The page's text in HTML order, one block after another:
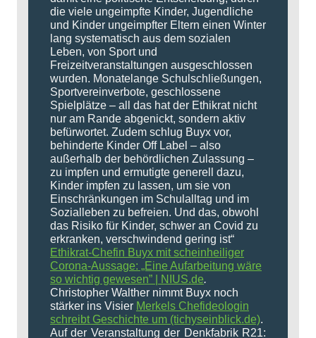
die viele ungeimpfte Kinder, Jugendliche
und Kinder ungeimpfter Eltern einen Winter
lang systematisch aus dem sozialen
Leben, von Sport und
Freizeitveranstaltungen ausgeschlossen
wurden. Monatelange Schulschließungen,
Sportvereinverbote, geschlossene
Spielplätze – all das hat der Ethikrat nicht
nur am Rande abgenickt, sondern aktiv
befürwortet. Zudem schlug Buyx vor,
behinderte Kinder Off Label – also
außerhalb der behördlichen Zulassung –
zu impfen und ermutigte generell dazu,
Kinder impfen zu lassen, um sie von
Einschränkungen im Schulalltag und im
Sozialleben zu befreien. Und das, obwohl
das Risiko für Kinder, schwer an Covid zu
erkranken, verschwindend gering ist“
Ethikrat-Chefin Buyx mit scheinheiliger
Corona-Aussage: „Eine Aufarbeitung wäre
so wichtig gewesen” | NIUS.de.
Christopher Walther nimmt Buyx noch
stärker ins Visier Merkels Chefideologin
schreibt Geschichte um (tichyseinblick.de).
Auf der Veranstaltung der Denkfabrik R21: